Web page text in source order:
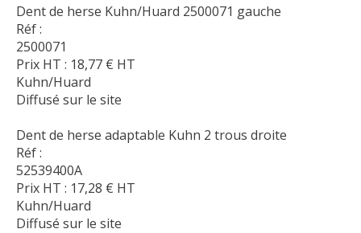
Dent de herse Kuhn/Huard 2500071 gauche
Réf :
2500071
Prix HT : 18,77 € HT
Kuhn/Huard
Diffusé sur le site
Dent de herse adaptable Kuhn 2 trous droite
Réf :
52539400A
Prix HT : 17,28 € HT
Kuhn/Huard
Diffusé sur le site